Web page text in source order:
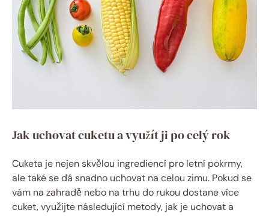
Jak uchovat cuketu a využít ji po celý rok
Cuketa je nejen skvělou ingrediencí pro letní pokrmy,
ale také se dá snadno uchovat na celou zimu. Pokud se
vám na zahradě nebo na trhu do rukou dostane více
cuket, využijte následující metody, jak je uchovat a